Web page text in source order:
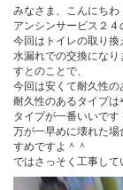
みなさま、こんにちわ
アンシンサービス２４
今回はトイレの取り換
水漏れでの交換にな
すとのことで、
今回は安くて耐久性の
耐久性のあるタイプ
タイプが一番いいです
万が一早めに壊れた
すめですよ＾＾
ではさっそく工事して